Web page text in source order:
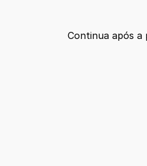
Continua após a